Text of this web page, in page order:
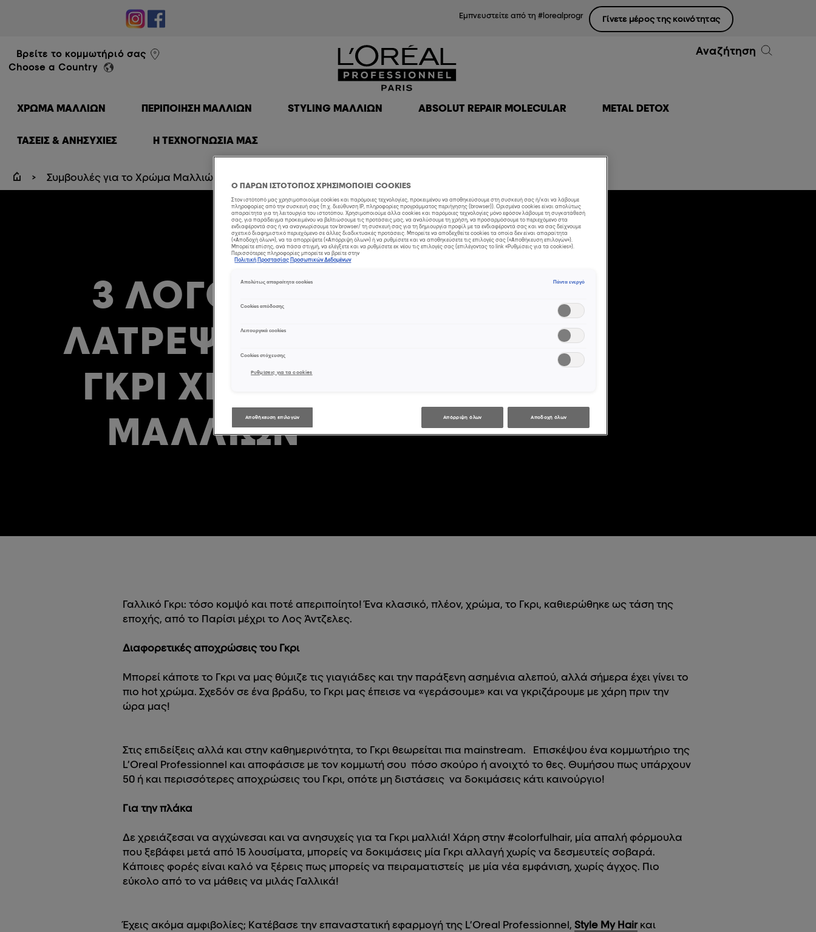
Εμπνευστείτε από τη #lorealprogr Γίνετε μέρος της κοινότητας
Βρείτε το κομμωτήριό σας
Choose a Country
Professionnel Αναζήτηση
ΧΡΏΜΑ ΜΑΛΛΙΏΝ ΠΕΡΙΠΟΊΗΣΗ ΜΑΛΛΙΏΝ STYLING ΜΑΛΛΙΏΝ ABSOLUT REPAIR MOLECULAR METAL DETOX
ΤΑΣΕΙΣ & ΑΝΗΣΥΧΙΕΣ Η ΤΕΧΝΟΓΝΩΣΙΑ ΜΑΣ
Συμβουλές για το Χρώμα Μαλλιών
3 ΛΌΓΟΙ ΝΑ
ΛΑΤΡΈΨΕΙΣ ΤΟ
ΓΚΡΙ ΧΡΏΜΑ
ΜΑΛΛΙΏΝ
Γαλλικό Γκρι: τόσο κομψό και ποτέ απεριποίητο! Ένα κλασικό, πλέον, χρώμα, το Γκρι, καθιερώθηκε ως τάση της
εποχής, από το Παρίσι μέχρι το Λος Άντζελες.
Διαφορετικές αποχρώσεις του Γκρι
Μπορεί κάποτε το Γκρι να μας θύμιζε τις γιαγιάδες και την παράξενη ασημένια αλεπού, αλλά σήμερα έχει γίνει το
πιο hot χρώμα. Σχεδόν σε ένα βράδυ, το Γκρι μας έπεισε να «γεράσουμε» και να γκριζάρουμε με χάρη πριν την
ώρα μας!
Στις επιδείξεις αλλά και στην καθημερινότητα, το Γκρι θεωρείται πια mainstream. Επισκέψου ένα κομμωτήριο της
L’Oreal Professionnel και αποφάσισε με τον κομμωτή σου πόσο σκούρο ή ανοιχτό το θες. Θυμήσου πως υπάρχουν
50 ή και περισσότερες αποχρώσεις του Γκρι, οπότε μη διστάσεις να δοκιμάσεις κάτι καινούργιο!
Για την πλάκα
Δε χρειάζεσαι να αγχώνεσαι και να ανησυχείς για τα Γκρι μαλλιά! Χάρη στην #colorfulhair, μία απαλή φόρμουλα
που ξεβάφει μετά από 15 λουσίματα, μπορείς να δοκιμάσεις μία Γκρι αλλαγή χωρίς να δεσμευτείς σοβαρά.
Κάποιες φορές είναι καλό να ξέρεις πως μπορείς να πειραματιστείς με μία νέα εμφάνιση, χωρίς άγχος. Πιο
εύκολο από το να μάθεις να μιλάς Γαλλικά!
Έχεις ακόμα αμφιβολίες; Κατέβασε την επαναστατική εφαρμογή της L’Oreal Professionnel, Style My Hairκαι
Ο ΠΑΡΩΝ ΙΣΤΟΤΟΠΟΣ ΧΡΗΣΙΜΟΠΟΙΕΙ COOKIES
Στον ιστότοπό μας χρησιμοποιούμε cookies και παρόμοιες τεχνολογίες, προκειμένου να αποθηκεύσουμε στη συσκευή σας ή/και να λάβουμε
πληροφορίες από την συσκευή σας (π.χ. διεύθυνση IP, πληροφορίες προγράμματος περιήγησης (browser)). Ορισμένα cookies είναι απολύτως
απαραίτητα για τη λειτουργία του ιστοτόπου. Χρησιμοποιούμε άλλα cookies και παρόμοιες τεχνολογίες μόνο εφόσον λάβουμε τη συγκατάθεσή
σας, για παράδειγμα προκειμένου να βελτιώσουμε τις προτάσεις μας, να αναλύσουμε τη χρήση, να προσαρμόσουμε το περιεχόμενο στα
ενδιαφέροντά σας ή να αναγνωρίσουμε τον browser/ τη συσκευή σας για τη δημιουργία προφίλ με τα ενδιαφέροντά σας και να σας δείχνουμε
σχετικό διαφημιστικό περιεχόμενο σε άλλες διαδικτυακές προτάσεις. Μπορείτε να αποδεχθείτε cookies τα οποία δεν είναι απαραίτητα
(«Αποδοχή όλων»), να τα απορρίψετε («Απόρριψη όλων») ή να ρυθμίσετε και να αποθηκεύσετε τις επιλογές σας («Αποθήκευση επιλογών»).
Μπορείτε επίσης, ανά πάσα στιγμή, να ελέγξετε και να ρυθμίσετε εκ νέου τις επιλογές σας (επιλέγοντας το link «Ρυθμίσεις για τα cookies»).
Περισσότερες πληροφορίες μπορείτε να βρείτε στην
Πολιτική Προστασίας Προσωπικών Δεδομένων
Απολύτως απαραίτητα cookies Πάντα ενεργό
Cookies απόδοσης
Λειτουργικά cookies
Cookies στόχευσης
Ρυθμίσεις για τα cookies
Αποθήκευση επιλογών Απόρριψη όλων Αποδοχή όλων